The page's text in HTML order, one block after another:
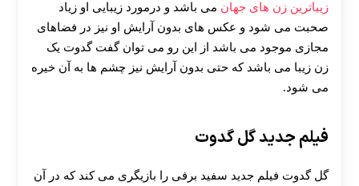
زیباترین زن های جهان می باشد و درمورد زیبایی او زیاد
صحبت می شود و عکس های بدون آرایش او نیز در فضاهای
مجازی موجود می باشد از این رو می توان گفت گدوت یک
زن زیبا می باشد که حتی بدون آرایش نیز چشم ها به آن خیره
می شود.
فیلم جدید گل گدوت
گل گدوت فیلم جدید سفید برفی را بازیگری می کند که در آن